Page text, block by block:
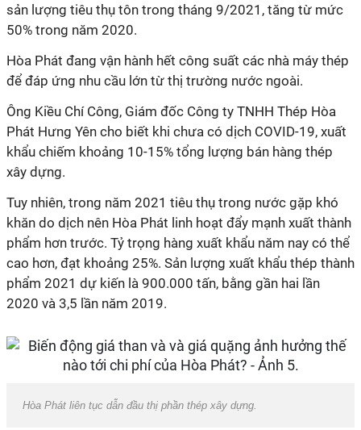
sản lượng tiêu thụ tôn trong tháng 9/2021, tăng từ mức
50% trong năm 2020.
Hòa Phát đang vận hành hết công suất các nhà máy thép
để đáp ứng nhu cầu lớn từ thị trường nước ngoài.
Ông Kiều Chí Công, Giám đốc Công ty TNHH Thép Hòa
Phát Hưng Yên cho biết khi chưa có dịch COVID-19, xuất
khẩu chiếm khoảng 10-15% tổng lượng bán hàng thép
xây dựng.
Tuy nhiên, trong năm 2021 tiêu thụ trong nước gặp khó
khăn do dịch nên Hòa Phát linh hoạt đẩy mạnh xuất thành
phẩm hơn trước. Tỷ trọng hàng xuất khẩu năm nay có thể
cao hơn, đạt khoảng 25%. Sản lượng xuất khẩu thép thành
phẩm 2021 dự kiến là 900.000 tấn, bằng gần hai lần
2020 và 3,5 lần năm 2019.
Hòa Phát liên tục dẫn đầu thị phần thép xây dựng.